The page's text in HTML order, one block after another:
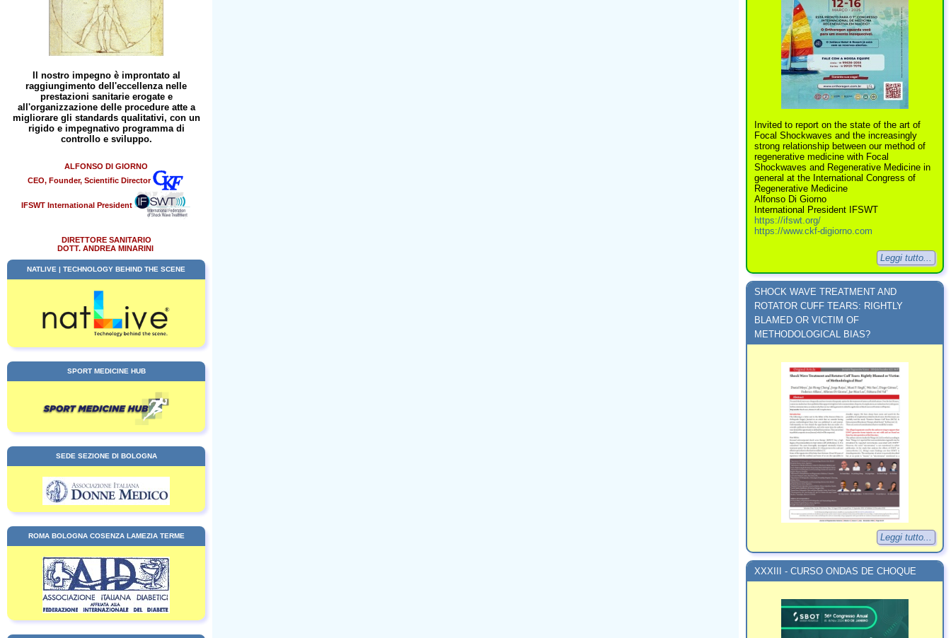
Il nostro impegno è improntato al
raggiungimento dell'eccellenza nelle
prestazioni sanitarie erogate e
all'organizzazione delle procedure atte a
migliorare gli standards qualitativi, con un
rigido e impegnativo programma di
controllo e sviluppo.
ALFONSO DI GIORNO
CEO, Founder, Scientific Director
IFSWT International President
DIRETTORE SANITARIO
DOTT. ANDREA MINARINI
NATLIVE | TECHNOLOGY BEHIND THE SCENE
SPORT MEDICINE HUB
SEDE SEZIONE DI BOLOGNA
ROMA BOLOGNA COSENZA LAMEZIA TERME
Invited to report on the state of the art of
Focal Shockwaves and the increasingly
strong relationship between our method of
regenerative medicine with Focal
Shockwaves and Regenerative Medicine in
general at the International Congress of
Regenerative Medicine
Alfonso Di Giorno
International President IFSWT
https://ifswt.org/
https://www.ckf-digiorno.com
Leggi tutto...
SHOCK WAVE TREATMENT AND
ROTATOR CUFF TEARS: RIGHTLY
BLAMED OR VICTIM OF
METHODOLOGICAL BIAS?
Leggi tutto...
XXXIII - CURSO ONDAS DE CHOQUE